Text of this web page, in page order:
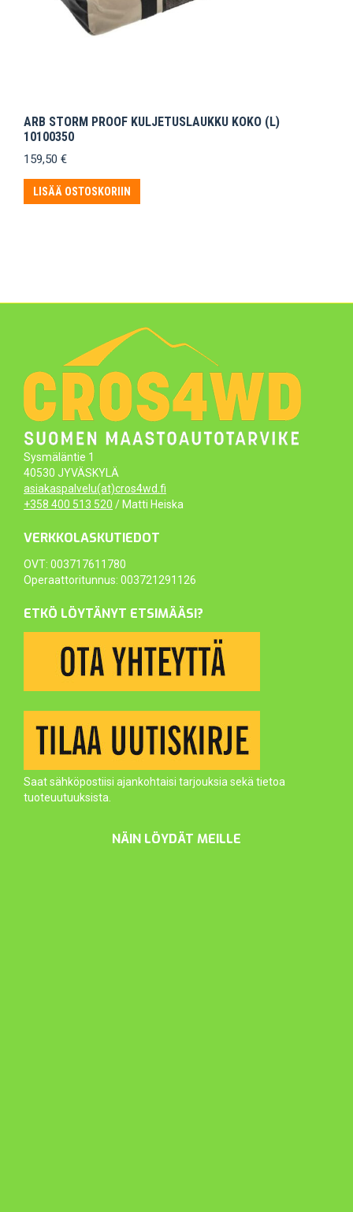
ARB STORM PROOF KULJETUSLAUKKU KOKO (L)
10100350
159,50 €
LISÄÄ OSTOSKORIIN
Sysmäläntie 1
40530 JYVÄSKYLÄ
asiakaspalvelu(at)cros4wd.fi
+358 400 513 520 / Matti Heiska
VERKKOLASKUTIEDOT
OVT: 003717611780
Operaattoritunnus: 003721291126
ETKÖ LÖYTÄNYT ETSIMÄÄSI?
Saat sähköpostiisi ajankohtaisi tarjouksia sekä tietoa
tuoteuutuuksista.
NÄIN LÖYDÄT MEILLE